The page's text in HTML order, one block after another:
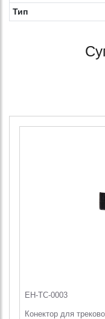
Тип
EH-TC-0003
Конектор для